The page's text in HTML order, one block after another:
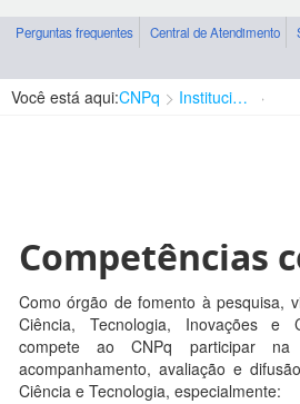
Perguntas frequentes Central de Atendimento
Você está aqui:CNPq Institucional
Competências
Como órgão de fomento à pesquisa,
Ciência, Tecnologia, Inovações e
compete ao CNPq participar na
acompanhamento, avaliação e
Ciência e Tecnologia, especialmente: